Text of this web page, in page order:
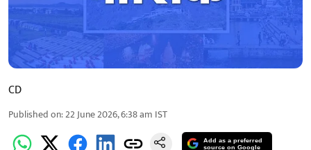
CD
Published on:22 June 2026, 6:38 am IST
Add as a preferred
source on Google